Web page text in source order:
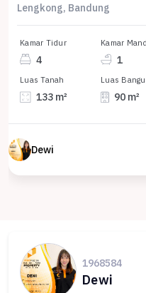
Lengkong, Bandung
Kamar Tidur
4
Kamar
1
Luas Tanah
133 m²
Luas
90 m²
Dewi
1968584
Dewi